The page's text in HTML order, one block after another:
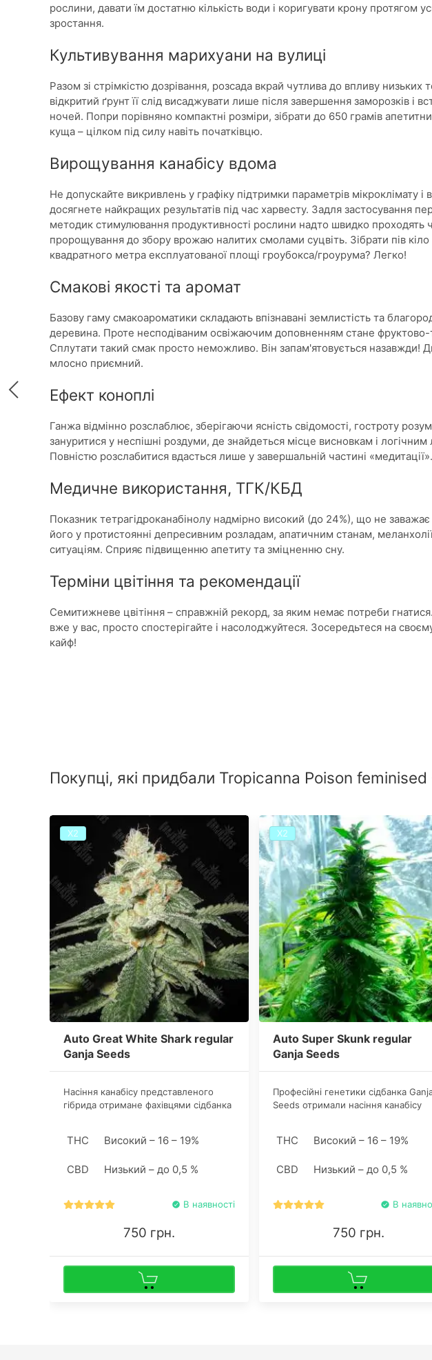
рослини, давати їм достатню кількість води і коригувати крону протягом
зростання.
Культивування марихуани на вулиці
Разом зі стрімкістю дозрівання, розсада вкрай чутлива до впливу низьких
відкритий ґрунт її слід висаджувати лише після завершення заморозків і
ночей. Попри порівняно компактні розміри, зібрати до 650 грамів
куща – цілком під силу навіть початківцю.
Вирощування канабісу вдома
Не допускайте викривлень у графіку підтримки параметрів мікроклімату і
досягнете найкращих результатів під час харвесту. Задля застосування
методик стимулювання продуктивності рослини надто швидко проходять
пророщування до збору врожаю налитих смолами суцвіть. Зібрати пів кіло
квадратного метра експлуатованої площі гроубокса/гроурума? Легко!
Смакові якості та аромат
Базову гаму смакоароматики складають впізнавані землистість та
деревина. Проте несподіваним освіжаючим доповненням стане фруктово-
Сплутати такий смак просто неможливо. Він запам'ятовується назавжди!
млосно приємний.
Ефект коноплі
Ганжа відмінно розслаблює, зберігаючи ясність свідомості, гостроту
зануритися у неспішні роздуми, де знайдеться місце висновкам і
Повністю розслабитися вдасться лише у завершальній частині «медитації».
Медичне використання, ТГК/КБД
Показник тетрагідроканабінолу надмірно високий (до 24%), що не
його у протистоянні депресивним розладам, апатичним станам,
ситуаціям. Сприяє підвищенню апетиту та зміцненню сну.
Терміни цвітіння та рекомендації
Семитижневе цвітіння – справжній рекорд, за яким немає потреби
вже у вас, просто спостерігайте і насолоджуйтеся. Зосередьтеся на
кайф!
Покупці, які придбали Tropicanna Poison
Х2
Auto Great White Shark regular
Ganja Seeds
Насіння канабісу представленого
гібрида отримане фахівцями сідбанка
Ruderalis. Стрейн підходить
дебютного грову.
THC Високий – 16 – 19%
CBD Низький – до 0,5 %
В наявності
750 грн.
Х2
Auto Super Skunk regular
Ganja Seeds
Професійні генетики сідбанка
Seeds отримали насіння канабісу
Lowryder x Ruderalis. Рослини стійко
недосвідчених коноплярів,
THC Високий – 16 – 19%
CBD Низький – до 0,5 %
В
750 грн.